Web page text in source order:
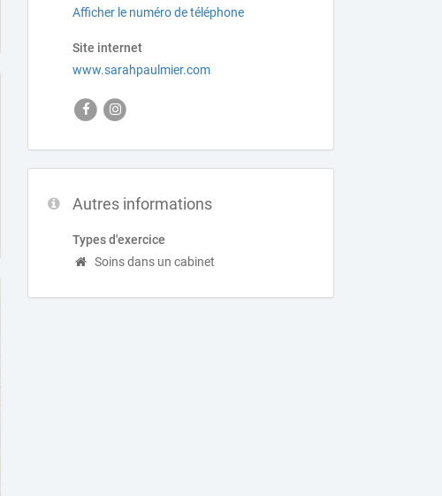
Afficher le numéro de téléphone
Site internet
www.sarahpaulmier.com
Autres informations
Types d'exercice
Soins dans un cabinet